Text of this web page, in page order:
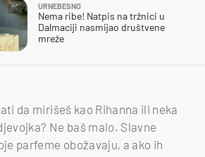
URNEBESNO
Nema ribe! Natpis na tržnici u
Dalmaciji nasmijao društvene
mreže
da mirišeš kao Rihanna ili neka
Ne baš malo. Slavne
parfeme obožavaju, a ako ih